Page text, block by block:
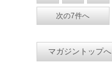
次の7件へ
マガジントップへ